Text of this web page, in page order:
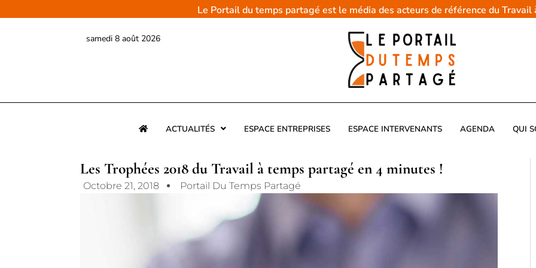
au
Le Portail du temps partagé est le média des acteurs de référence du
samedi 8 août 2026
ACTUALITÉS ESPACE ENTREPRISES ESPACE INTERVENANTS AGENDA QUI
Les Trophées 2018 du Travail à temps partagé en 4 minutes !
Octobre 21, 2018 Portail Du Temps Partagé